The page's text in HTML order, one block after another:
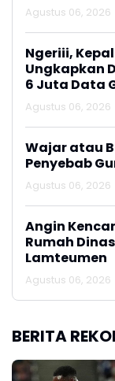
Agustus 06, 2026
Ngeriii,
Ungkapkan
6 Juta Data
Penerima MBG
Agustus 06, 2026
Wajar atau
Penyebab
Agustus 06, 2026
Angin
Rumah
Lamteumen
Agustus 06, 2026
BERITA